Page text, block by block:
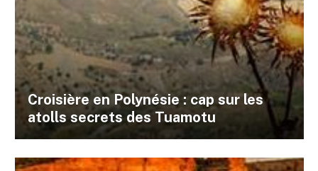
Croisière en Polynésie : cap sur les
atolls secrets des Tuamotu